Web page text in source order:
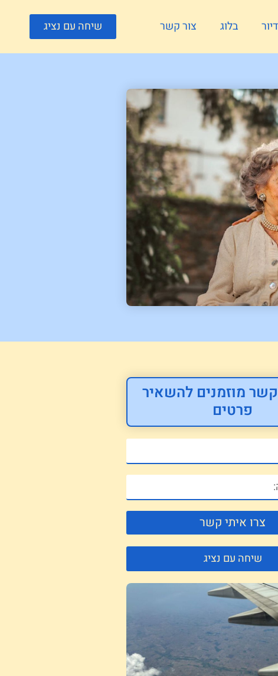
בלוג צור קשר שיחה עם נציג
מוזמנים להשאיר
פרטים
צרו איתי קשר
שיחה עם נציג